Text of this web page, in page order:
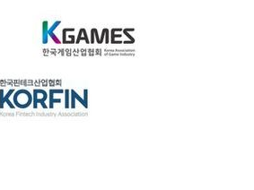
3
부동산·주식 민심 어찌할고…
4